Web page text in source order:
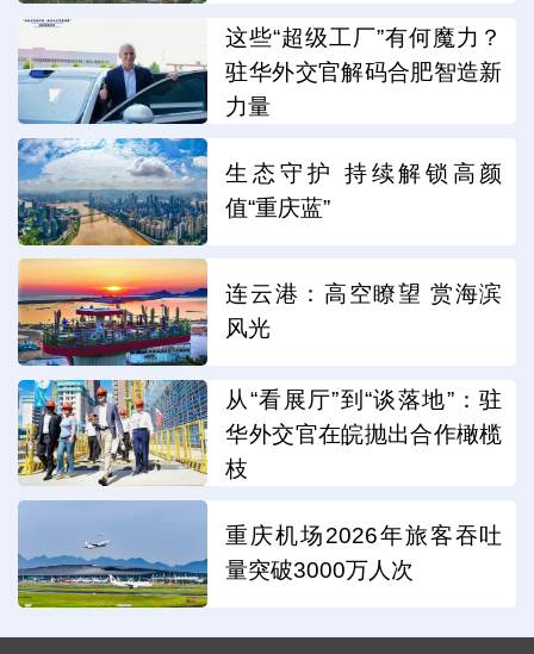
这些“超级工厂”有何魔力？
驻华外交官解码合肥智造新
力量
生态守护 持续解锁高颜
值“重庆蓝”
连云港：高空瞭望 赏海滨
风光
从“看展厅”到“谈落地”：驻
华外交官在皖抛出合作橄榄
枝
重庆机场2026年旅客吞吐
量突破3000万人次